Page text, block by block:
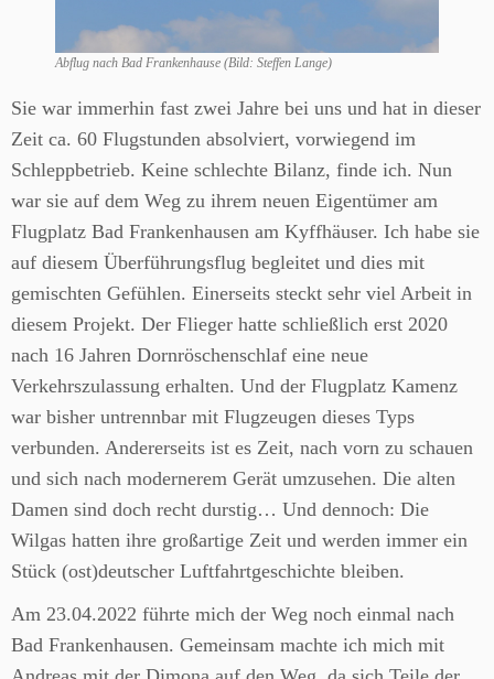
Abflug nach Bad Frankenhause (Bild: Steffen Lange)
Sie war immerhin fast zwei Jahre bei uns und hat in dieser
Zeit ca. 60 Flugstunden absolviert, vorwiegend im
Schleppbetrieb. Keine schlechte Bilanz, finde ich. Nun
war sie auf dem Weg zu ihrem neuen Eigentümer am
Flugplatz Bad Frankenhausen am Kyffhäuser. Ich habe sie
auf diesem Überführungsflug begleitet und dies mit
gemischten Gefühlen. Einerseits steckt sehr viel Arbeit in
diesem Projekt. Der Flieger hatte schließlich erst 2020
nach 16 Jahren Dornröschenschlaf eine neue
Verkehrszulassung erhalten. Und der Flugplatz Kamenz
war bisher untrennbar mit Flugzeugen dieses Typs
verbunden. Andererseits ist es Zeit, nach vorn zu schauen
und sich nach modernerem Gerät umzusehen. Die alten
Damen sind doch recht durstig… Und dennoch: Die
Wilgas hatten ihre großartige Zeit und werden immer ein
Stück (ost)deutscher Luftfahrtgeschichte bleiben.
Am 23.04.2022 führte mich der Weg noch einmal nach
Bad Frankenhausen. Gemeinsam machte ich mich mit